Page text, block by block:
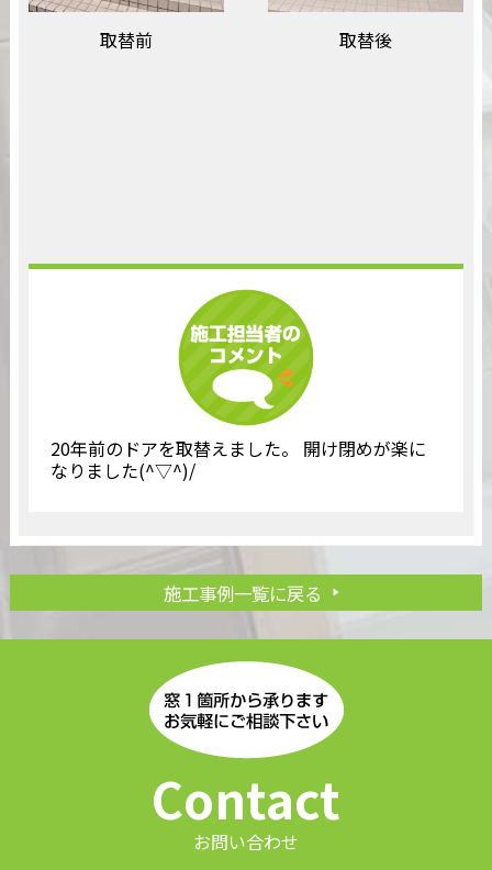
取替前 取替後
20年前のドアを取替えました。 開け閉めが楽に
なりました(^▽^)/
施工事例一覧に戻る
Contact
お問い合わせ